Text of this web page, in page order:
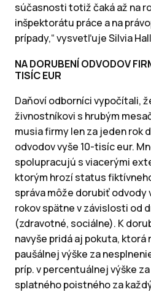
súčasnosti totiž čaká až na
inšpektorátu práce a na
prípady,“ vysvetľuje Silvia
NA DORUBENÍ ODVODOV
TISÍC EUR
Daňoví odborníci vypočítali,
živnostníkovi s hrubým
musia firmy len za jeden rok
odvodov vyše 10-tisíc eur.
spolupracujú s viacerými
ktorým hrozí status
správa môže dorubiť odvody
rokov spätne v závislosti od
(zdravotné, sociálne). K
navyše pridá aj pokuta, ktorá
paušálnej výške za
príp. v percentuálnej výške
splatného poistného za